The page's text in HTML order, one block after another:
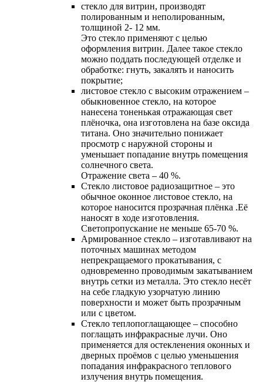
стекло для витрин, производят
полированным и неполированным,
толщиной 2- 12 мм.
Это стекло применяют с целью
оформления витрин. Далее такое стекло
можно поддать последующей отделке и
oбработке: гнуть, закалять и наносить
покрытие;
листовое стекло с высоким отражением –
обыкновенное стекло, на которое
нанесена тоненькая отражающая свет
плёночка, она изготовлена на базе оксида
титана. Оно значительно понижает
просмотр с наружной стороны и
уменьшает попадание внутрь помещения
солнечного света.
Отражение света – 40 %.
Cтекло листовое радиозащитное – это
обычное оконное листовое стекло, на
которое наносится прозрачная плёнка .Её
наносят в ходе изготовления.
Светопропускание не меньше 65-70 %.
Армированное стекло – изготавливают на
поточных машинах методом
непрекращаемого прокатывания, с
одновременно проводимым закатыванием
внутрь сетки из металла. Это стекло несёт
на себе гладкую узорчатую линию
поверхности и может быть прозрачным
или с цветом.
Cтекло теплопоглащающее – способно
поглащать инфракрасные лучи. Оно
применяется для остекленения оконных и
дверных проёмов с целью уменьшения
попадания инфракрасного теплового
излучения внутрь помещения.